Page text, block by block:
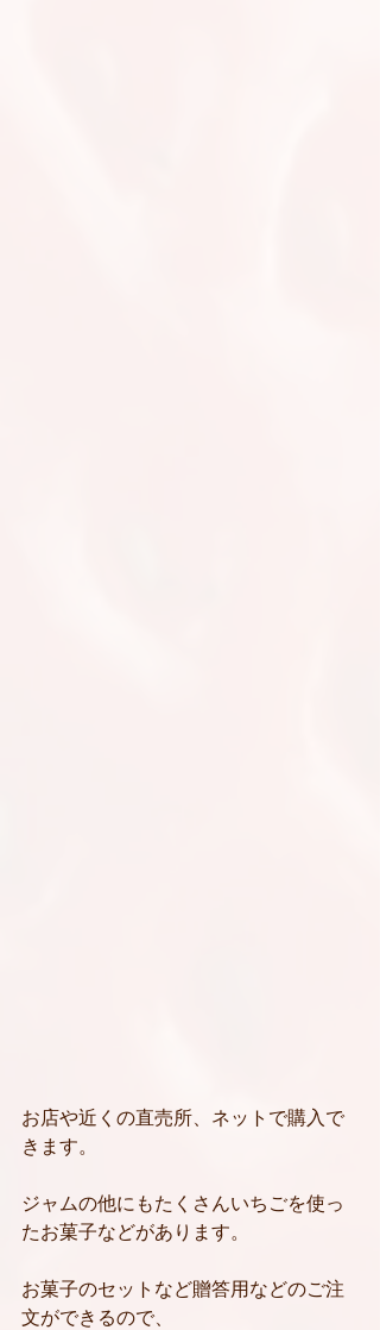
お店や近くの直売所、ネットで購入で
きます。
ジャムの他にもたくさんいちごを使っ
たお菓子などがあります。
お菓子のセットなど贈答用などのご注
文ができるので、